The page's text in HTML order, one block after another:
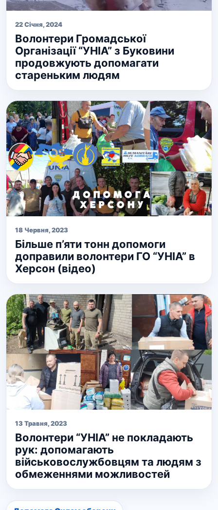
22 Січня, 2024
Волонтери Громадської
Організації “УНІА” з Буковини
продовжують допомагати
стареньким людям
18 Червня, 2023
Більше п’яти тонн допомоги
доправили волонтери ГО “УНІА” в
Херсон (відео)
13 Травня, 2023
Волонтери “УНІА” не покладають
рук: допомагають
військовослужбовцям та людям з
обмеженнями можливостей